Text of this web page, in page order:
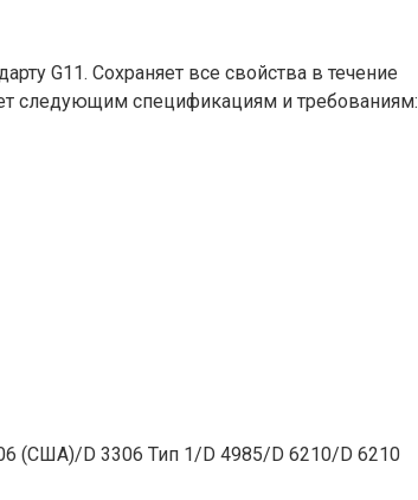
G11. Сохраняет все свойства в течение
следующим спецификациям и требованиям:
(США)/D 3306 Тип 1/D 4985/D 6210/D 6210